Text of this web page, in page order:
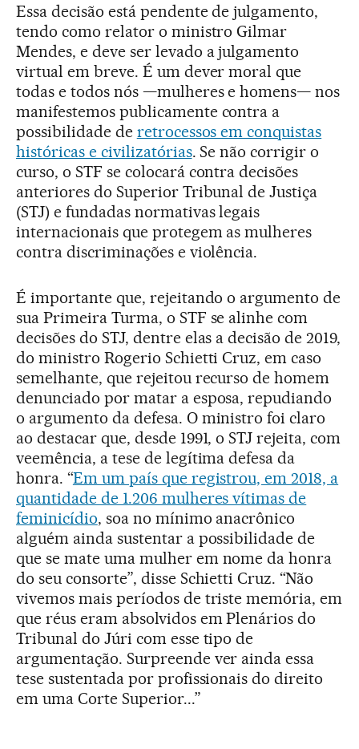
Essa decisão está pendente de julgamento,
tendo como relator o ministro Gilmar
Mendes, e deve ser levado a julgamento
virtual em breve. É um dever moral que
todas e todos nós —mulheres e homens— nos
manifestemos publicamente contra a
possibilidade de retrocessos em conquistas
históricas e civilizatórias. Se não corrigir o
curso, o STF se colocará contra decisões
anteriores do Superior Tribunal de Justiça
(STJ) e fundadas normativas legais
internacionais que protegem as mulheres
contra discriminações e violência.
É importante que, rejeitando o argumento de
sua Primeira Turma, o STF se alinhe com
decisões do STJ, dentre elas a decisão de 2019,
do ministro Rogerio Schietti Cruz, em caso
semelhante, que rejeitou recurso de homem
denunciado por matar a esposa, repudiando
o argumento da defesa. O ministro foi claro
ao destacar que, desde 1991, o STJ rejeita, com
veemência, a tese de legítima defesa da
honra. “Em um país que registrou, em 2018, a
quantidade de 1.206 mulheres vítimas de
feminicídio, soa no mínimo anacrônico
alguém ainda sustentar a possibilidade de
que se mate uma mulher em nome da honra
do seu consorte”, disse Schietti Cruz. “Não
vivemos mais períodos de triste memória, em
que réus eram absolvidos em Plenários do
Tribunal do Júri com esse tipo de
argumentação. Surpreende ver ainda essa
tese sustentada por profissionais do direito
em uma Corte Superior...”